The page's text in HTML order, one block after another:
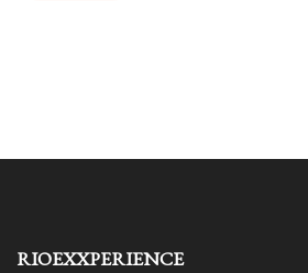
RIOEXXPERIENCE